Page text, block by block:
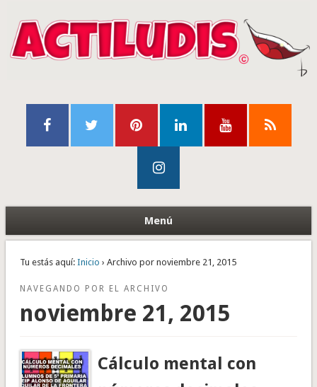
Menú
Tu estás aquí: Inicio › Archivo por noviembre 21, 2015
NAVEGANDO POR EL ARCHIVO
noviembre 21, 2015
Cálculo mental con